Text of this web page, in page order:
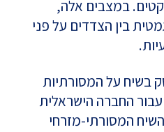
במצבים אלה,
בין הצדדים על פני
בשיח על המסורתיות
עבור החברה הישראלית
המסורתי-מזרחי